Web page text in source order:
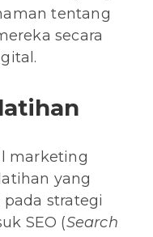
tentang
secara
marketing
yang
strategi
SEO (Search